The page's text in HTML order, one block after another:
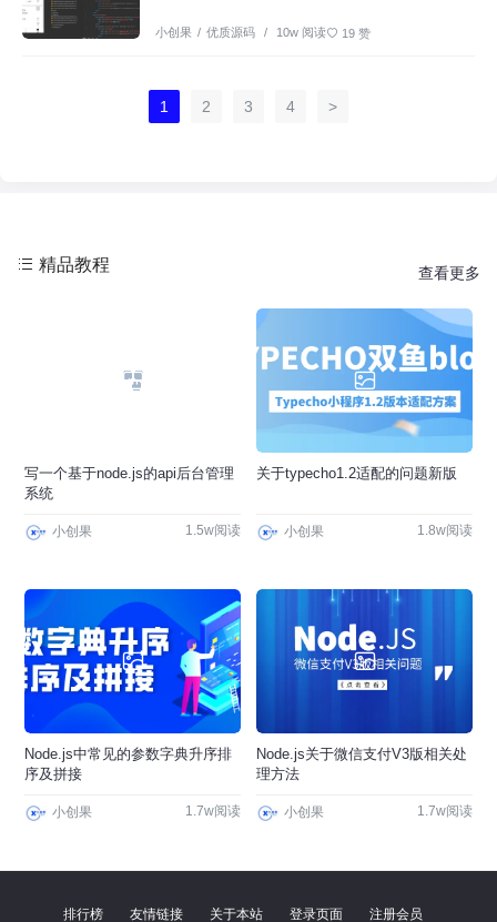
小创果 / 优质源码 / 10w 阅读 19 赞
1 2 3 4 >
精品教程 查看更多
写一个基于node.js的api后台管理
系统
小创果 1.5w阅读
关于typecho1.2适配的问题新版
小创果 1.8w阅读
Node.js中常见的参数字典升序排
序及拼接
小创果 1.7w阅读
Node.js关于微信支付V3版相关处
理方法
小创果 1.7w阅读
排行榜 友情链接 关于本站 登录页面 注册会员